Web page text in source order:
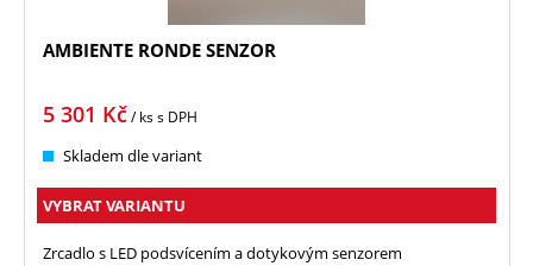
AMBIENTE RONDE SENZOR
5 301 Kč/ kss DPH
Skladem dle variant
VYBRAT VARIANTU
Zrcadlo s LED podsvícením a dotykovým senzorem